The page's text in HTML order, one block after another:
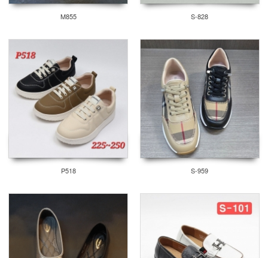
M855 S-828
P518 S-959